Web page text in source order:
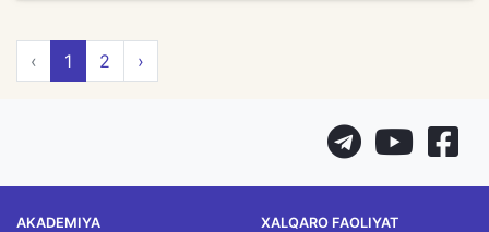
‹ 1 2 ›
AKADEMIYA
XALQARO FAOLIYAT